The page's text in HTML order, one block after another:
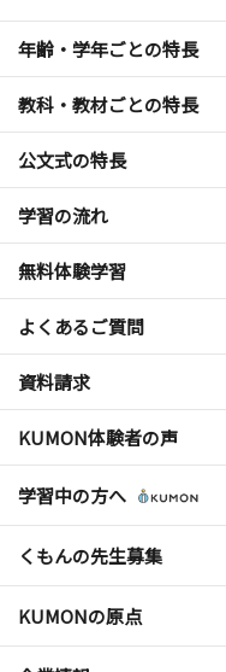
年齢・学年ごとの特長
教科・教材ごとの特長
公文式の特長
学習の流れ
無料体験学習
よくあるご質問
資料請求
KUMON体験者の声
学習中の方へ
くもんの先生募集
KUMONの原点